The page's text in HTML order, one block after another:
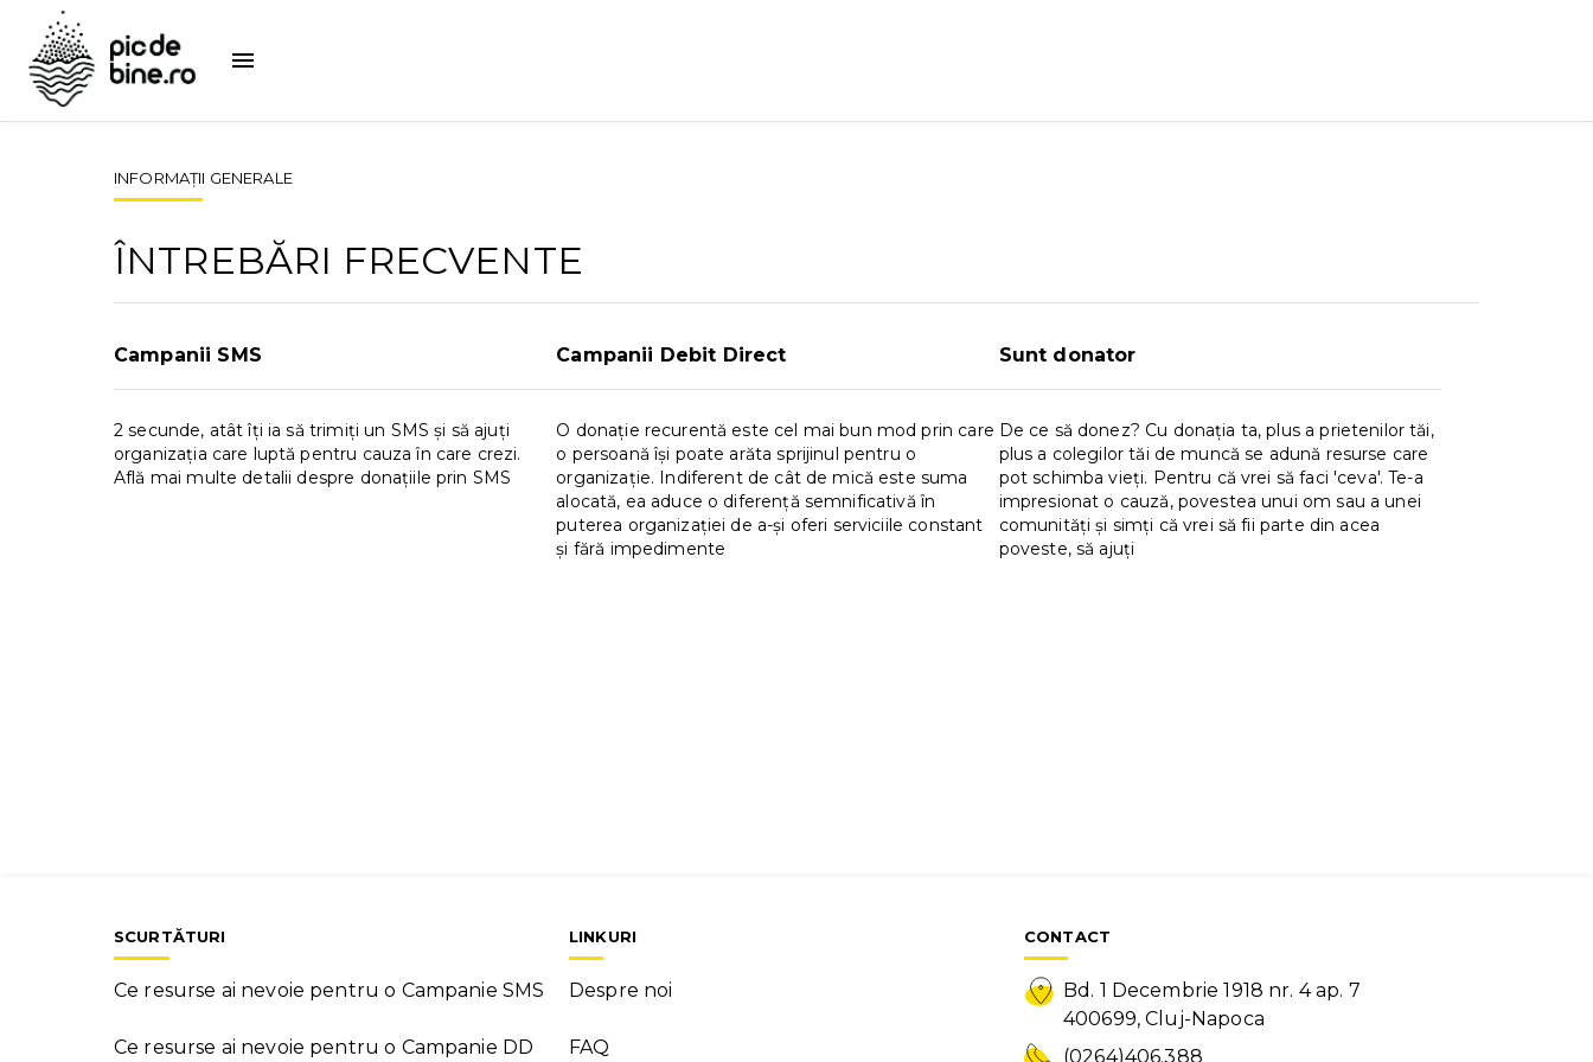
INFORMAȚII GENERALE
ÎNTREBĂRI FRECVENTE
Campanii SMS
2 secunde, atât îți ia să trimiți un SMS și să ajuți
organizația care luptă pentru cauza în care crezi.
Află mai multe detalii despre donațiile prin SMS
Campanii Debit Direct
O donație recurentă este cel mai bun mod prin care
o persoană își poate arăta sprijinul pentru o
organizație. Indiferent de cât de mică este suma
alocată, ea aduce o diferență semnificativă în
puterea organizației de a-și oferi serviciile constant
și fără impedimente
Sunt donator
De ce să donez? Cu donația ta, plus a prietenilor tăi,
plus a colegilor tăi de muncă se adună resurse care
pot schimba vieți. Pentru că vrei să faci 'ceva'. Te-a
impresionat o cauză, povestea unui om sau a unei
comunități și simți că vrei să fii parte din acea
poveste, să ajuți
SCURTĂTURI
Ce resurse ai nevoie pentru o Campanie SMS
Ce resurse ai nevoie pentru o Campanie DD
LINKURI
Despre noi
FAQ
CONTACT
Bd. 1 Decembrie 1918 nr. 4 ap. 7
400699, Cluj-Napoca
(0264)406.388